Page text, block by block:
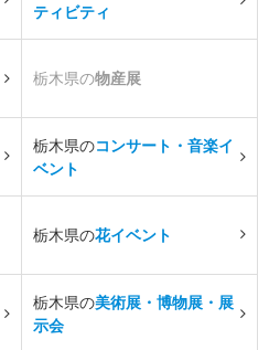
ティビティ
栃木県の物産展
栃木県のコンサート・音楽イ
ベント
栃木県の花イベント
栃木県の美術展・博物展・展
示会